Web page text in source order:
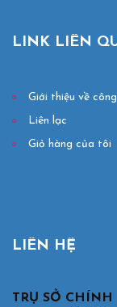
LINK LIÊN
Giới thiệu về
Liên lạc
Giỏ hàng của tôi
LIÊN HỆ
TRỤ SỞ CHÍNH